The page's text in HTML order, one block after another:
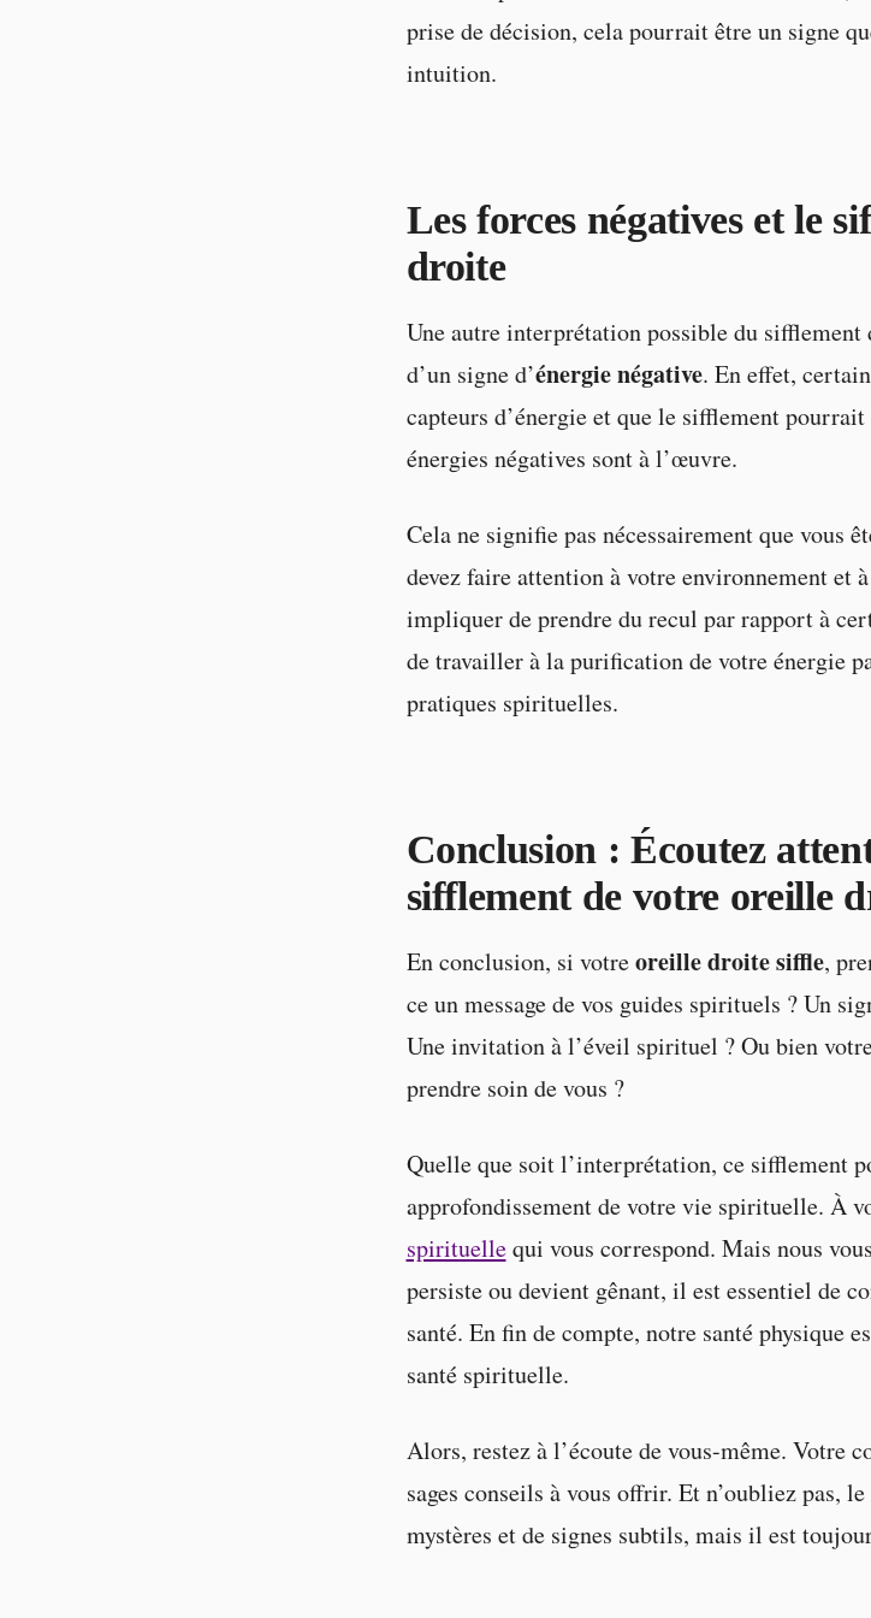
prise de décision, cela pourrait être un signe
intuition.
Les forces négatives et le
droite
Une autre interprétation possible du sifflement
d’un signe d’énergie négative. En effet,
capteurs d’énergie et que le sifflement
énergies négatives sont à l’œuvre.
Cela ne signifie pas nécessairement que vous
devez faire attention à votre environnement et
impliquer de prendre du recul par rapport à
de travailler à la purification de votre énergie
pratiques spirituelles.
Conclusion : Écoutez
sifflement de votre oreille
En conclusion, si votreoreille droite siffle,
ce un message de vos guides spirituels ? Un
Une invitation à l’éveil spirituel ? Ou bien
prendre soin de vous ?
Quelle que soit l’interprétation, ce sifflement
approfondissement de votre vie spirituelle. À
spirituellequi vous correspond. Mais nous
persiste ou devient gênant, il est essentiel de
santé. En fin de compte, notre santé physique
santé spirituelle.
Alors, restez à l’écoute de vous-même. Votre
sages conseils à vous offrir. Et n’oubliez pas,
mystères et de signes subtils, mais il est